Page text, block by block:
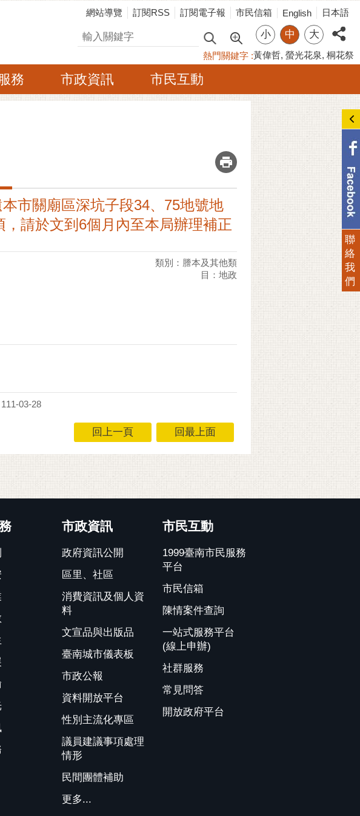
網站導覽 訂閱RSS 訂閱電子報 市民信箱 English 日本語
搜尋 小 中 大
熱門關鍵字 黃偉哲 螢光花泉 桐花祭
務 市政資訊 市民互動
_
市關廟區深坑子段34、75地號地
請於文到6個月內至本局辦理補正
類別：謄本及其他類
目：地政
03-28
回上一頁 回最上面
市政資訊
政府資訊公開
區里、社區
消費資訊及個人資
料
文宣品與出版品
臺南城市儀表板
市政公報
資料開放平台
性別主流化專區
議員建議事項處理
情形
民間團體補助
更多...
市民互動
1999臺南市民服務
平台
市民信箱
陳情案件查詢
一站式服務平台
(線上申辦)
社群服務
常見問答
開放政府平台
聯
絡
我
們